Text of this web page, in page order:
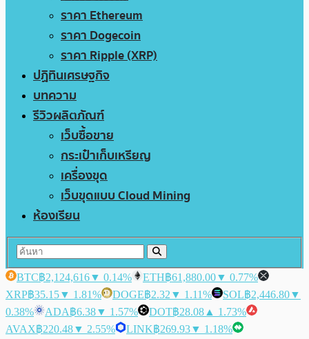
ราคา Ethereum
ราคา Dogecoin
ราคา Ripple (XRP)
ปฏิทินเศรษฐกิจ
บทความ
รีวิวผลิตภัณฑ์
เว็บซื้อขาย
กระเป๋าเก็บเหรียญ
เครื่องขุด
เว็บขุดแบบ Cloud Mining
ห้องเรียน
BTC฿2,124,616▼ 0.14% ETH฿61,880.00▼ 0.77%
XRP฿35.15▼ 1.81% DOGE฿2.32 ▼ 1.11% SOL฿2,446.80▼
0.38%
ADA฿6.38▼ 1.57% DOT฿28.08 ▲ 1.73%
AVAX฿220.48▼ 2.55% LINK฿269.93▼ 1.18%